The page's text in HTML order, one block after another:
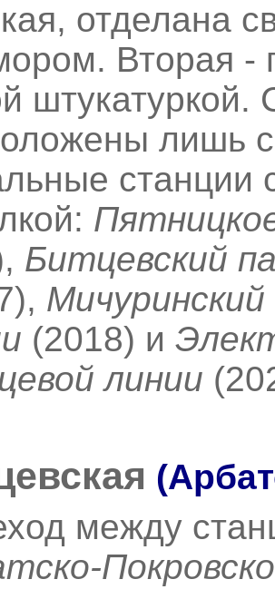
отделана
Вторая -
штукатуркой.
лишь
станции
Битцевский
(2018) и
линии
между